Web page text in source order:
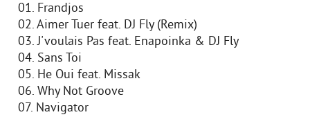
01. Frandjos
02. Aimer Tuer feat. DJ Fly (Remix)
03. J'voulais Pas feat. Enapoinka & DJ Fly
04. Sans Toi
05. He Oui feat. Missak
06. Why Not Groove
07. Navigator